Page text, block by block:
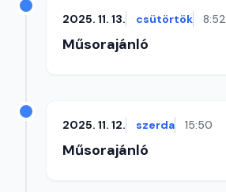
2025. 11. 13. csütörtök 8:52
Műsorajánló
2025. 11. 12. szerda 15:50
Műsorajánló